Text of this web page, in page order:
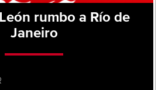
rumbo a Río de
Janeiro